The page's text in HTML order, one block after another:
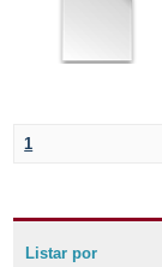
1
Listar por